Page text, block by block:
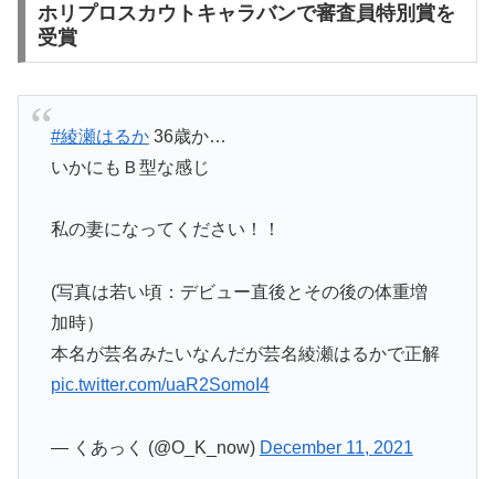
ホリプロスカウトキャラバンで審査員特別賞を
受賞
#綾瀬はるか36歳か…
いかにもＢ型な感じ
私の妻になってください！！
(写真は若い頃：デビュー直後とその後の体重増
加時）
本名が芸名みたいなんだが芸名綾瀬はるかで正解
pic.twitter.com/uaR2SomoI4
— くあっく (@O_K_now) December 11, 2021